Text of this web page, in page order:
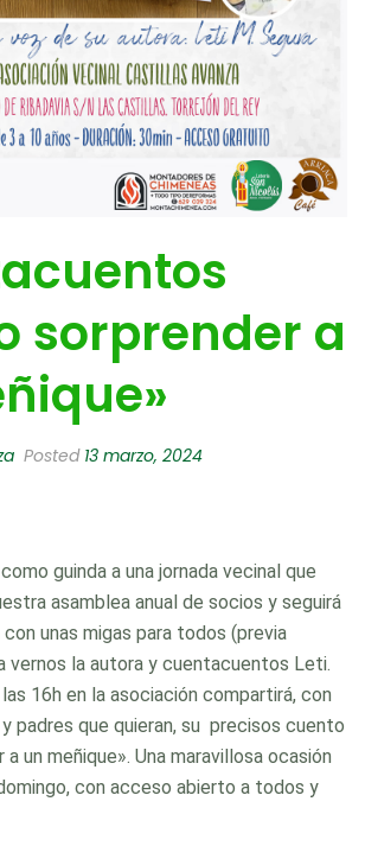
sorprender a
Posted 13 marzo, 2024
guinda a una jornada vecinal que
asamblea anual de socios y seguirá
unas migas para todos (previa
vernos la autora y cuentacuentos Leti.
16h en la asociación compartirá, con
padres que quieran, su precisos cuento
a un meñique». Una maravillosa ocasión
con acceso abierto a todos y